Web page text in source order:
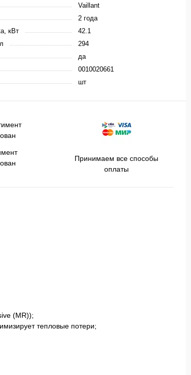
Vaillant
2 года
кВт
42.1
294
да
0010020661
шт
Принимаем все способы
оплаты
(MR));
тепловые потери;